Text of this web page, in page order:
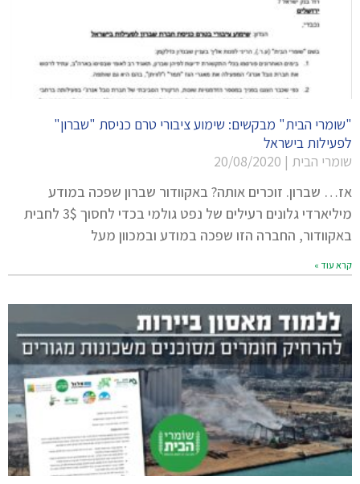
"שומרי הבית" מבקשים: שימוע ציבורי טרם כניסת "שברון"
לפעילות בישראל
שומרי הבית
אז… שברון. זוכרים אותה? באקוודור שברון שפכה במודע
מיליארדי גלונים רעילים של נפט גולמי בכדי לחסוך 3$ לחבית
באקוודור, החברה הזו שפכה במודע ובמכוון מעל
קרא עוד »